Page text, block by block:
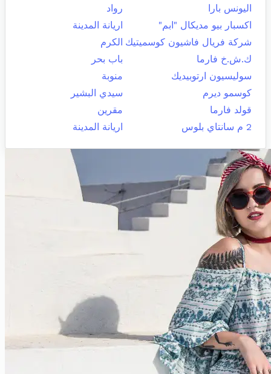
اليونس بارا
رواد
اكسبار بيو مديكال "ابم"
اريانة المدينة
شركة فريال فاشيون كوسميتيك الكرم
ك.ش.خ فارما
باب بحر
سوليسيون ارتوبيديك
منوبة
كوسمو ديرم
سيدي البشير
قولد فارما
مقرين
2 م سانتاي بلوس
اريانة المدينة